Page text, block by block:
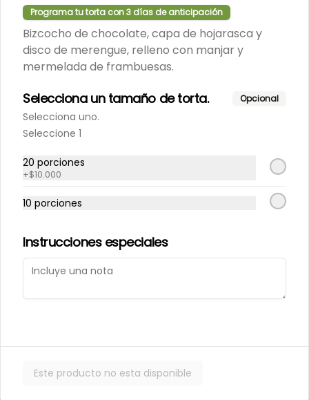
$6.000
Porción de nuestro tradicional
Porción de Torta Hojarasca
Capas de hojarasca rellenas con
manjar, plátano y crema de
vainilla.
Alfajores
Programa tu torta con 3 días de anticipación
Bizcocho de chocolate, capa de hojarasca y
disco de merengue, relleno con manjar y
mermelada de frambuesas.
Selecciona un tamaño de torta. Opcional
Selecciona uno.
Seleccione 1
20 porciones
+$10.000
10 porciones
Instrucciones especiales
Este producto no esta disponible